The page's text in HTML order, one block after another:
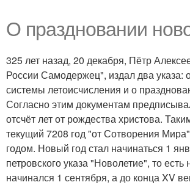
О праздновании
325 лет назад, 20 декабря, Пётр
России Самодержец", издал два указа:
системы летоисчисления и о
Согласно этим документам
отсчёт лет от рождества христова.
текущий 7208 год "от Сотворения
годом. Новый год стал начинаться 1
петровского указа "Новолетие", то есть
начинался 1 сентября, а до конца XV